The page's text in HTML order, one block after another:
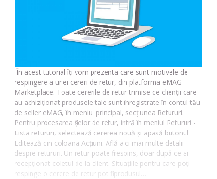
În acest tutorial îți vom prezenta care sunt motivele de
respingere a unei cereri de retur, din platforma eMAG
Marketplace. Toate cererile de retur trimise de clienții care
au achiziționat produsele tale sunt înregistrate în contul tău
de seller eMAG, în meniul principal, secțiunea Retururi.
Pentru procesarea fișelor de retur, intră în meniul Retururi -
Lista retururi, selectează cererea nouă și apasă butonul
Editează din coloana Acțiuni. Află aici mai multe detalii
despre retururi. Un retur poate fi respins, doar după ce ai
recepționat coletul de la client. Situațiile pentru care poți
respinge o cerere de retur pot fi: produsul…